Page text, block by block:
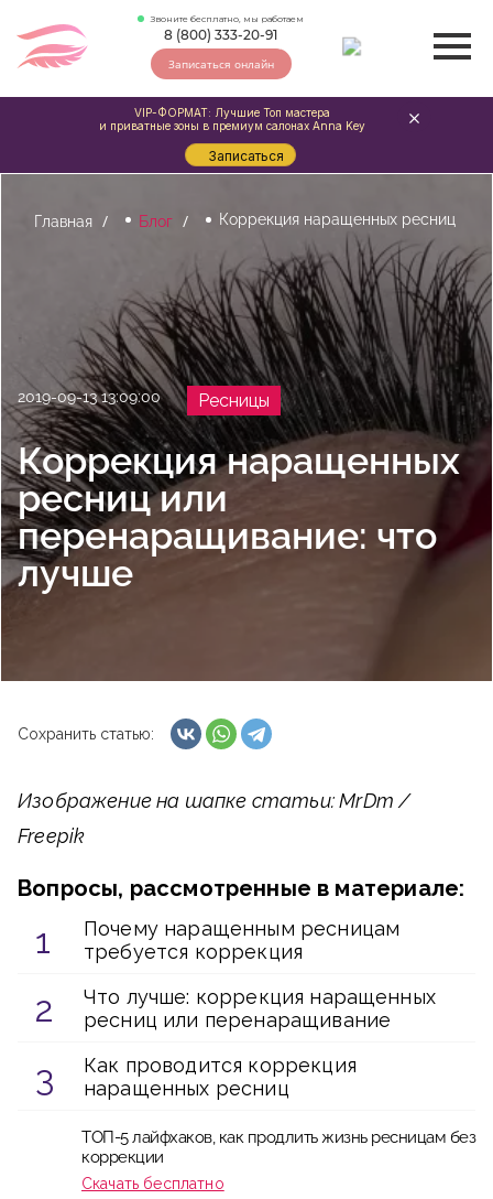
Звоните бесплатно, мы работаем
8 (800) 333-20-91
Записаться онлайн
Главная Блог Коррекция наращенных ресниц
2019-09-13 13:09:00 Ресницы
Коррекция наращенных
ресниц или
перенаращивание: что
лучше
Сохранить статью:
Изображение на шапке статьи: MrDm /
Freepik
Вопросы, рассмотренные в материале:
Почему наращенным ресницам
требуется коррекция
Что лучше: коррекция наращенных
ресниц или перенаращивание
Как проводится коррекция
наращенных ресниц
ТОП-5 лайфхаков, как продлить жизнь ресницам без
коррекции
Скачать бесплатно
VIP-ФОРМАТ: Лучшие Топ мастера
и приватные зоны в премиум салонах Anna Key
Записаться